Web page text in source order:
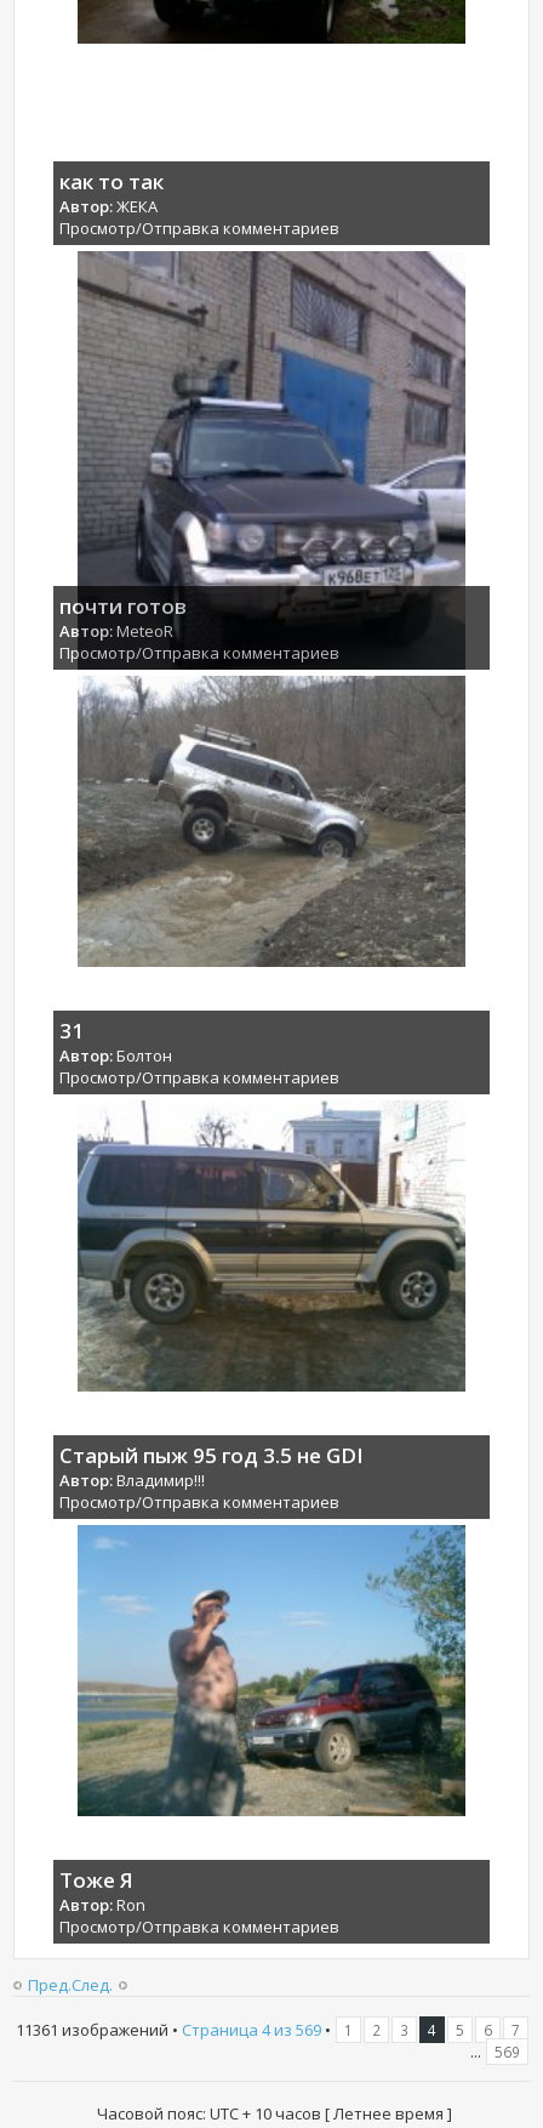
как то так
Автор:ЖЕКА
Просмотр/Отправка комментариев
почти готов
Автор:MeteoR
Просмотр/Отправка комментариев
31
Автор:Болтон
Просмотр/Отправка комментариев
Старый пыж 95 год 3.5 не GDI
Автор:Владимир!!!
Просмотр/Отправка комментариев
Тоже Я
Автор:Ron
Просмотр/Отправка комментариев
Пред.След.
11361 изображений • Страница 4из 569• 1 2 3 4 5 6 7
... 569
Часовой пояс: UTC + 10 часов [ Летнее время ]